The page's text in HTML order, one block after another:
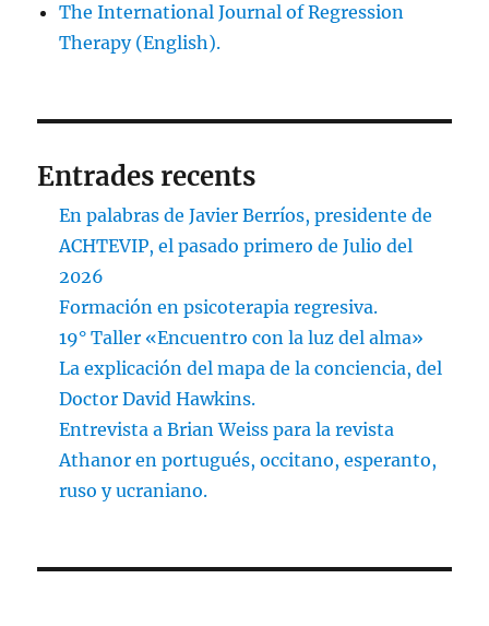
The International Journal of Regression
Therapy (English).
Entrades recents
En palabras de Javier Berríos, presidente de
ACHTEVIP, el pasado primero de Julio del
2026
Formación en psicoterapia regresiva.
19° Taller «Encuentro con la luz del alma»
La explicación del mapa de la conciencia, del
Doctor David Hawkins.
Entrevista a Brian Weiss para la revista
Athanor en portugués, occitano, esperanto,
ruso y ucraniano.